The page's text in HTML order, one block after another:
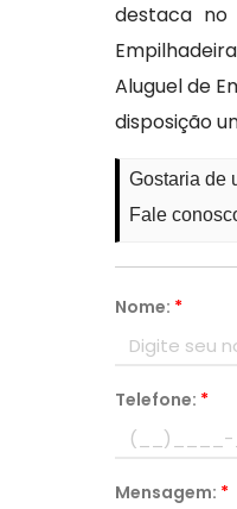
destaca no
Aluguel de
disposição
Gostaria de
Fale
Nome: *
Telefone: *
Mensagem: *